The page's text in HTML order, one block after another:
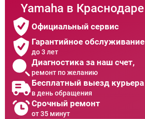
Yamaha в Краснодаре
Официальный сервис
Гарантийное обслуживание
до 3 лет
Диагностика за наш счет,
ремонт по желанию
Бесплатный выезд курьера
в день обращения
Срочный ремонт
от 35 минут